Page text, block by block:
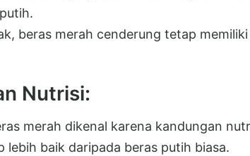
beras merah cenderung tetap
Nutrisi:
merah dikenal karena kandungan
lebih baik daripada beras putih biasa.